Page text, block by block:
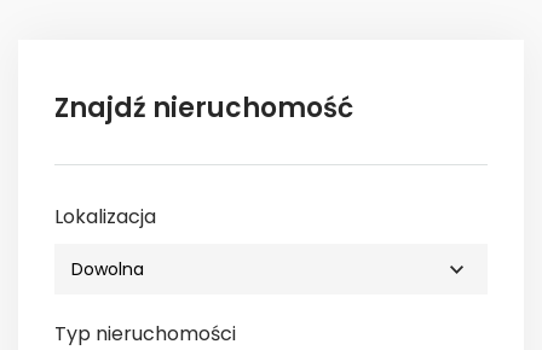
Znajdź nieruchomość
Lokalizacja
Typ nieruchomości